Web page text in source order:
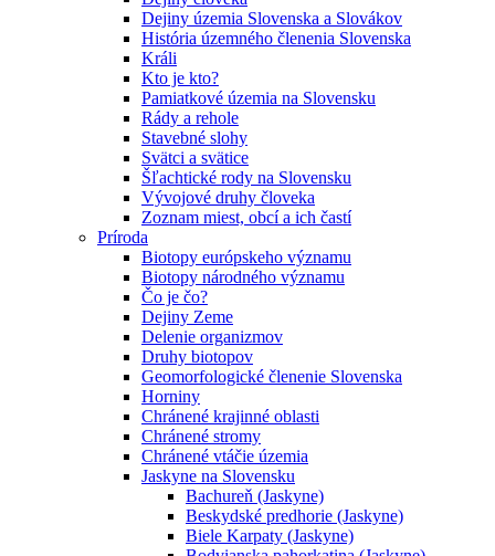
Dejiny územia Slovenska a Slovákov
História územného členenia Slovenska
Králi
Kto je kto?
Pamiatkové územia na Slovensku
Rády a rehole
Stavebné slohy
Svätci a svätice
Šľachtické rody na Slovensku
Vývojové druhy človeka
Zoznam miest, obcí a ich častí
Príroda
Biotopy európskeho významu
Biotopy národného významu
Čo je čo?
Dejiny Zeme
Delenie organizmov
Druhy biotopov
Geomorfologické členenie Slovenska
Horniny
Chránené krajinné oblasti
Chránené stromy
Chránené vtáčie územia
Jaskyne na Slovensku
Bachureň (Jaskyne)
Beskydské predhorie (Jaskyne)
Biele Karpaty (Jaskyne)